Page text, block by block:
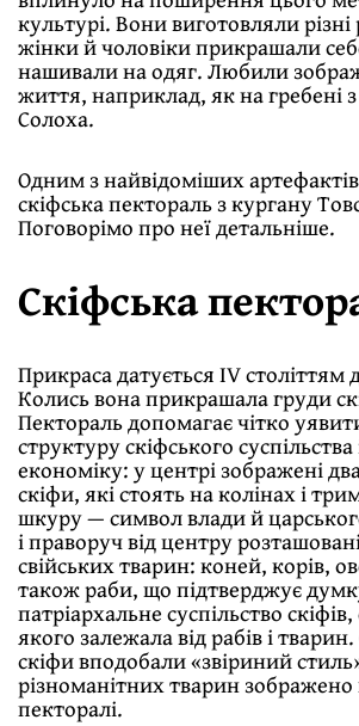
культурi. Вони виготовляли
жiнки й чоловiки прикрашали
нашивали на одяг. Любили
життя, наприклад, як на гребенi
Солоха.
Одним з найвiдомiших артефактів
скіфська пектораль з кургану
Поговорімо про неї детальнiше.
Скіфська
Прикраса датується IV століттям
Колись вона прикрашала груди
Пектораль допомагає чітко
структуру скіфського суспільства
економіку: у центрі зображені
скiфи, якi стоять на колінах i
шкуру — символ влади й
i праворуч вiд центру
свійських тварин: коней, корів,
також раби, що підтверджує
патріархальне суспільство
якого залежала вiд рабів і
скiфи вподобали «звіриний
рiзноманiтних тварин зображено
пекторалi.